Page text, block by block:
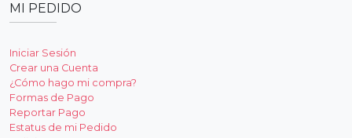
MI PEDIDO
Iniciar Sesión
Crear una Cuenta
¿Cómo hago mi compra?
Formas de Pago
Reportar Pago
Estatus de mi Pedido